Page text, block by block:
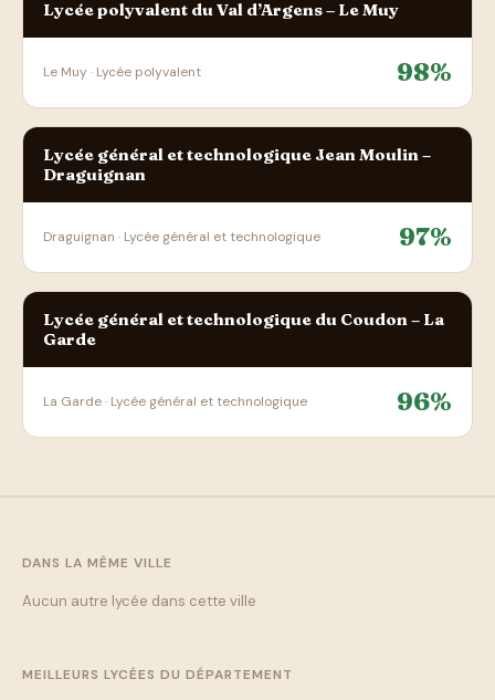
Lycée polyvalent du Val d’Argens – Le Muy
Le Muy · Lycée polyvalent 98%
Lycée général et technologique Jean Moulin –
Draguignan
Draguignan · Lycée général et technologique 97%
Lycée général et technologique du Coudon – La
Garde
La Garde · Lycée général et technologique 96%
DANS LA MÊME VILLE
Aucun autre lycée dans cette ville
MEILLEURS LYCÉES DU DÉPARTEMENT